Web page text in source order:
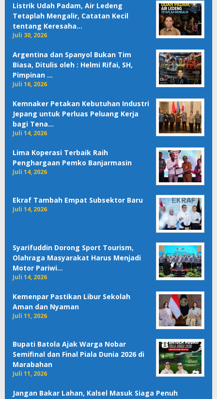
Listrik Udah Padam, Air Ledeng
Tetaplah Mengalir, Catatan Kecil
tentang Keresaha…
Juli 30, 2026
Argentina dan Spanyol Bukan Tim
Biasa, Ditulis oleh : Helmi Rifai, SH,
Pimpinan …
Juli 16, 2026
Kemnaker Petakan Kebutuhan Industri
Jepang untuk Perluas Peluang Kerja
bagi Tena…
Juli 14, 2026
Lima Koperasi Terbaik Raih
Penghargaan Pemko Banjarmasin
Juli 14, 2026
Ekraf Tambah Empat Subsektor Baru
Juli 14, 2026
Syarifuddin Dorong Sport Tourism,
Olahraga Masyarakat Harus Menjadi
Motor Pariwi…
Juli 14, 2026
Kemenpar Pastikan Libur Sekolah
Aman dan Nyaman
Juli 11, 2026
Bupati Batola Ajak Warga Nobar
Semifinal dan Final Piala Dunia 2026 di
Marabahan
Juli 11, 2026
Jangan Bakar Lahan, Kalsel Masuk Siaga Penuh